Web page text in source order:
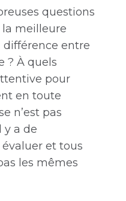
questions
la meilleure
différence entre
? À quels
pour
en toute
n’est pas
y a de
et tous
les mêmes